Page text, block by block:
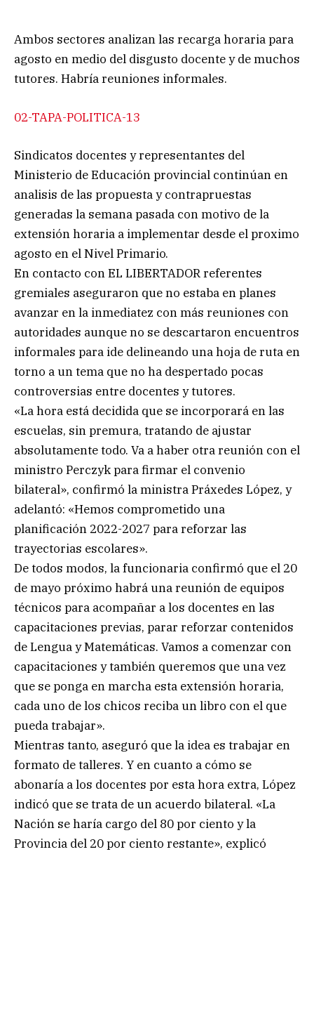
Ambos sectores analizan las recarga horaria para
agosto en medio del disgusto docente y de muchos
tutores. Habría reuniones informales.
02-TAPA-POLITICA-13
Sindicatos docentes y representantes del
Ministerio de Educación provincial continúan en
analisis de las propuesta y contrapruestas
generadas la semana pasada con motivo de la
extensión horaria a implementar desde el proximo
agosto en el Nivel Primario.
En contacto con EL LIBERTADOR referentes
gremiales aseguraron que no estaba en planes
avanzar en la inmediatez con más reuniones con
autoridades aunque no se descartaron encuentros
informales para ide delineando una hoja de ruta en
torno a un tema que no ha despertado pocas
controversias entre docentes y tutores.
«La hora está decidida que se incorporará en las
escuelas, sin premura, tratando de ajustar
absolutamente todo. Va a haber otra reunión con el
ministro Perczyk para firmar el convenio
bilateral», confirmó la ministra Práxedes López, y
adelantó: «Hemos comprometido una
planificación 2022-2027 para reforzar las
trayectorias escolares».
De todos modos, la funcionaria confirmó que el 20
de mayo próximo habrá una reunión de equipos
técnicos para acompañar a los docentes en las
capacitaciones previas, parar reforzar contenidos
de Lengua y Matemáticas. Vamos a comenzar con
capacitaciones y también queremos que una vez
que se ponga en marcha esta extensión horaria,
cada uno de los chicos reciba un libro con el que
pueda trabajar».
Mientras tanto, aseguró que la idea es trabajar en
formato de talleres. Y en cuanto a cómo se
abonaría a los docentes por esta hora extra, López
indicó que se trata de un acuerdo bilateral. «La
Nación se haría cargo del 80 por ciento y la
Provincia del 20 por ciento restante», explicó